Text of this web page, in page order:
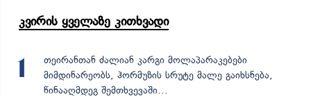
კვირის ყველაზე კითხვადი
1
თეირანთან ძალიან კარგი მოლაპარაკებები
მიმდინარეობს, ჰორმუზის სრუტე მალე გაიხსნება,
წინააღმდეგ შემთხვევაში...